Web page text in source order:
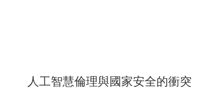
人工智慧倫理與國家安全的衝突